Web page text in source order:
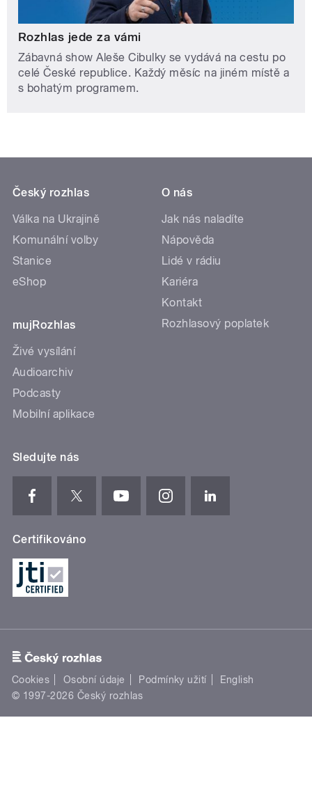
Rozhlas jede za vámi
Zábavná show Aleše Cibulky se vydává na cestu po
celé České republice. Každý měsíc na jiném místě a
s bohatým programem.
Český rozhlas
Válka na Ukrajině
Komunální volby
Stanice
eShop
mujRozhlas
Živé vysílání
Audioarchiv
Podcasty
Mobilní aplikace
O nás
Jak nás naladíte
Nápověda
Lidé v rádiu
Kariéra
Kontakt
Rozhlasový poplatek
Sledujte nás
Certifikováno
Cookies Osobní údaje Podmínky užití
English
© 1997-2026 Český rozhlas